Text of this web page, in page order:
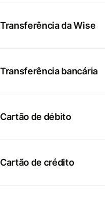
Transferência da Wise
Transferência bancária
Cartão de débito
Cartão de crédito